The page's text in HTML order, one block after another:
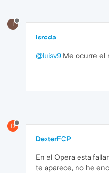
I
isroda
@luisv9 Me ocurre el
D
DexterFCP
En el Opera esta
te aparece, no he